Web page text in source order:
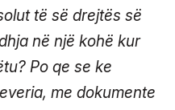
të së drejtës së
në një kohë kur
Po qe se ke
me dokumente